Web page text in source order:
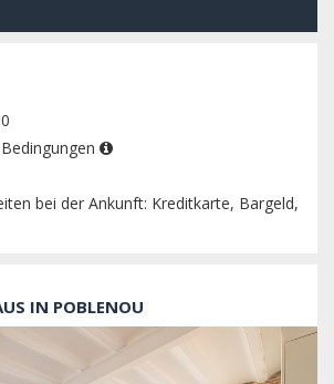
Bedingungen
bei der Ankunft: Kreditkarte, Bargeld,
IN POBLENOU